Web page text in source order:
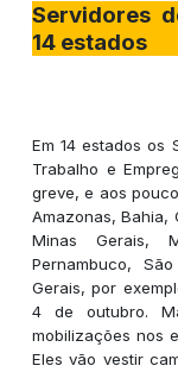
Servidores
14 estados
Em 14 estados os
Trabalho e
greve, e aos
Amazonas, Bahia,
Minas Gerais,
Pernambuco,
Gerais, por
4 de outubro.
mobilizações nos
Eles vão vestir